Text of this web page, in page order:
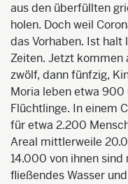
aus den überfüllten
holen. Doch weil
das Vorhaben. Ist halt
Zeiten. Jetzt kommen
zwölf, dann fünfzig,
Moria leben etwa
Flüchtlinge. In einem
für etwa 2.200
Areal mittlerweile
14.000 von ihnen
fließendes Wasser